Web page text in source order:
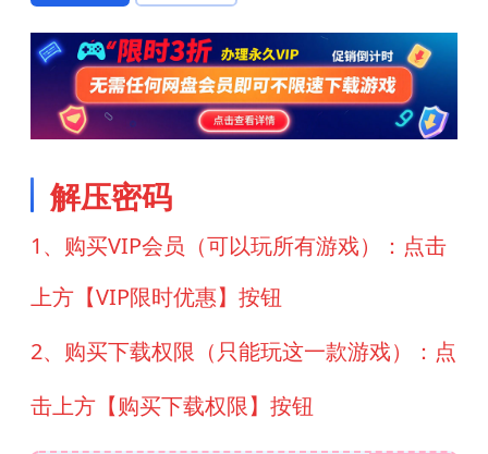
解压密码
1、购买VIP会员（可以玩所有游戏）：点击
上方【VIP限时优惠】按钮
2、购买下载权限（只能玩这一款游戏）：点
击上方【购买下载权限】按钮